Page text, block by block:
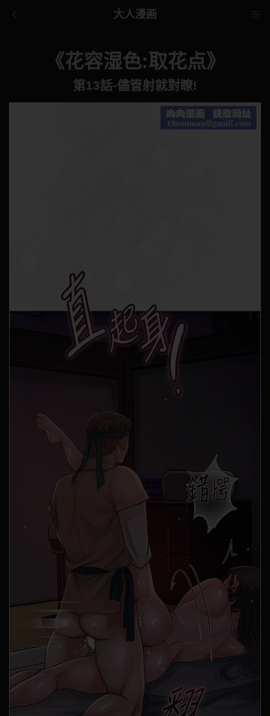
大人漫画
《花容湿色:取花点》
第13話-儘管射就對瞭!